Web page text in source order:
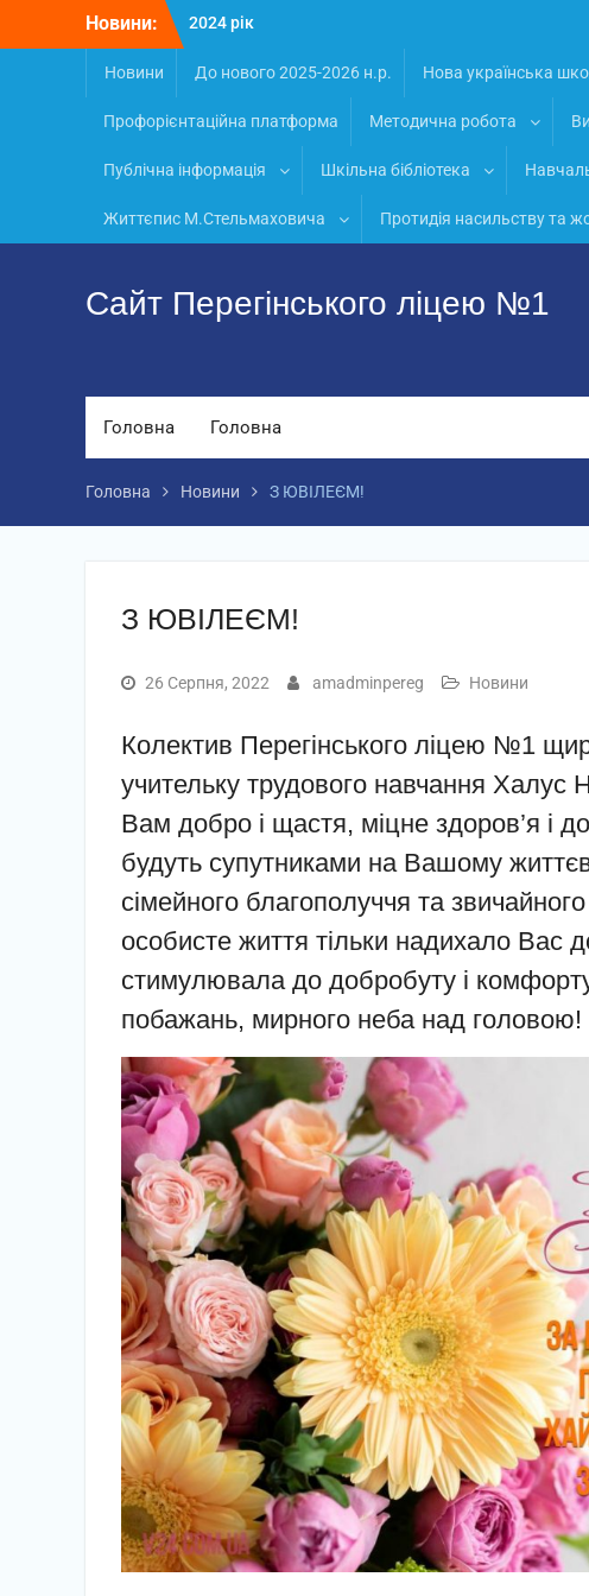
Новини:
2024 рік
2026 рік
Новини До нового 2025-2026 н.р. Нова українська
Профорієнтаційна платформа Методична робота
Публічна інформація Шкільна бібліотека
Життєпис М.Стельмаховича Протидія насильству та
Сайт Перегінського ліцею №1
Головна Головна
Головна Новини З ЮВІЛЕЄМ!
З ЮВІЛЕЄМ!
26 Серпня, 2022 amadminpereg Новини
Колектив Перегінського ліцею №1
учительку трудового навчання
Вам добро і щастя, міцне здоров’я і
будуть супутниками на Вашому
сімейного благополуччя та
особисте життя тільки надихало Вас
стимулювала до добробуту і
побажань, мирного неба над головою!